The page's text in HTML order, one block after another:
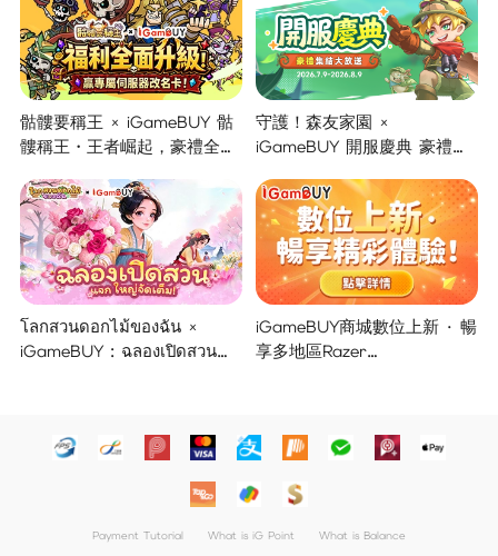
骷髏要稱王 × iGameBUY 骷
髏稱王・王者崛起，豪禮全面
守護！森友家園 ×
iGameBUY 開服慶典 豪禮集
โลกสวนดอกไม้ของฉัน ×
iGameBUY : ฉลองเปิดสวน
iGameBUY商城數位上新 · 暢
享多地區Razer
Payment Tutorial What is iG Point
What is Balance